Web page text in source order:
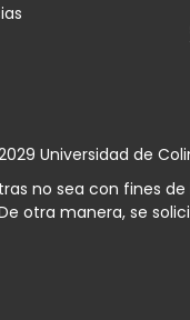
Universidad de
no sea con fines
otra manera, se